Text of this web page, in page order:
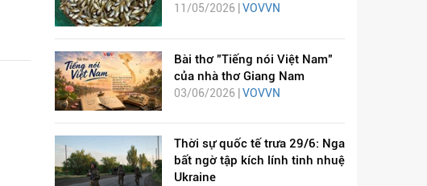
11/05/2026 | VOVVN
Bài thơ "Tiếng nói Việt Nam"
của nhà thơ Giang Nam
03/06/2026 |VOVVN
Thời sự quốc tế trưa 29/6: Nga
bất ngờ tập kích lính tinh nhuệ
Ukraine